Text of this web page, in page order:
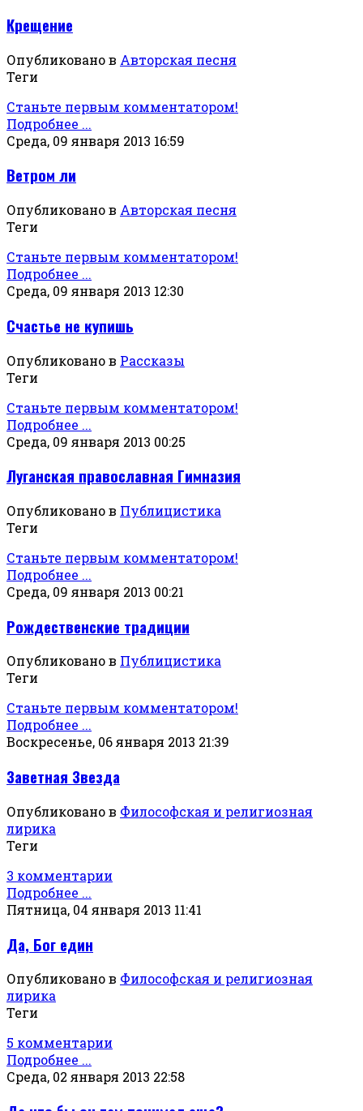
Крещение
Опубликовано в Авторская песня
Теги
Станьте первым комментатором!
Подробнее ...
Среда, 09 января 2013 16:59
Ветром ли
Опубликовано в Авторская песня
Теги
Станьте первым комментатором!
Подробнее ...
Среда, 09 января 2013 12:30
Счастье не купишь
Опубликовано в Рассказы
Теги
Станьте первым комментатором!
Подробнее ...
Среда, 09 января 2013 00:25
Луганская православная Гимназия
Опубликовано в Публицистика
Теги
Станьте первым комментатором!
Подробнее ...
Среда, 09 января 2013 00:21
Рождественские традиции
Опубликовано в Публицистика
Теги
Станьте первым комментатором!
Подробнее ...
Воскресенье, 06 января 2013 21:39
Заветная Звезда
Опубликовано в Философская и религиозная
лирика
Теги
3 комментарии
Подробнее ...
Пятница, 04 января 2013 11:41
Да, Бог един
Опубликовано в Философская и религиозная
лирика
Теги
5 комментарии
Подробнее ...
Среда, 02 января 2013 22:58